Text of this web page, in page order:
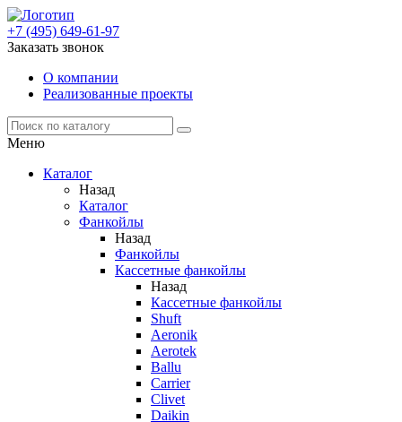
+7 (495) 649-61-97
Заказать звонок
О компании
Реализованные проекты
Меню
Каталог
Назад
Каталог
Фанкойлы
Назад
Фанкойлы
Кассетные фанкойлы
Назад
Кассетные фанкойлы
Shuft
Aeronik
Aerotek
Ballu
Carrier
Clivet
Daikin